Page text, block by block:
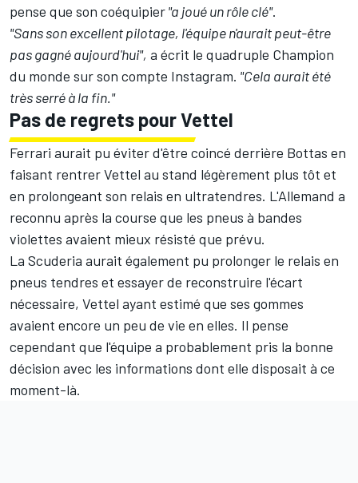
pense que son coéquipier"a joué un rôle clé".
"Sans son excellent pilotage, l'équipe n'aurait peut-être
pas gagné aujourd'hui", a écrit le quadruple Champion
du monde sur son compte Instagram. "Cela aurait été
très serré à la fin."
Pas de regrets pour Vettel
Ferrari aurait pu éviter d'être coincé derrière Bottas en
faisant rentrer Vettel au stand légèrement plus tôt et
en prolongeant son relais en ultratendres. L'Allemand a
reconnu après la course que les pneus à bandes
violettes avaient mieux résisté que prévu.
La Scuderia aurait également pu prolonger le relais en
pneus tendres et essayer de reconstruire l'écart
nécessaire, Vettel ayant estimé que ses gommes
avaient encore un peu de vie en elles. Il pense
cependant que l'équipe a probablement pris la bonne
décision avec les informations dont elle disposait à ce
moment-là.